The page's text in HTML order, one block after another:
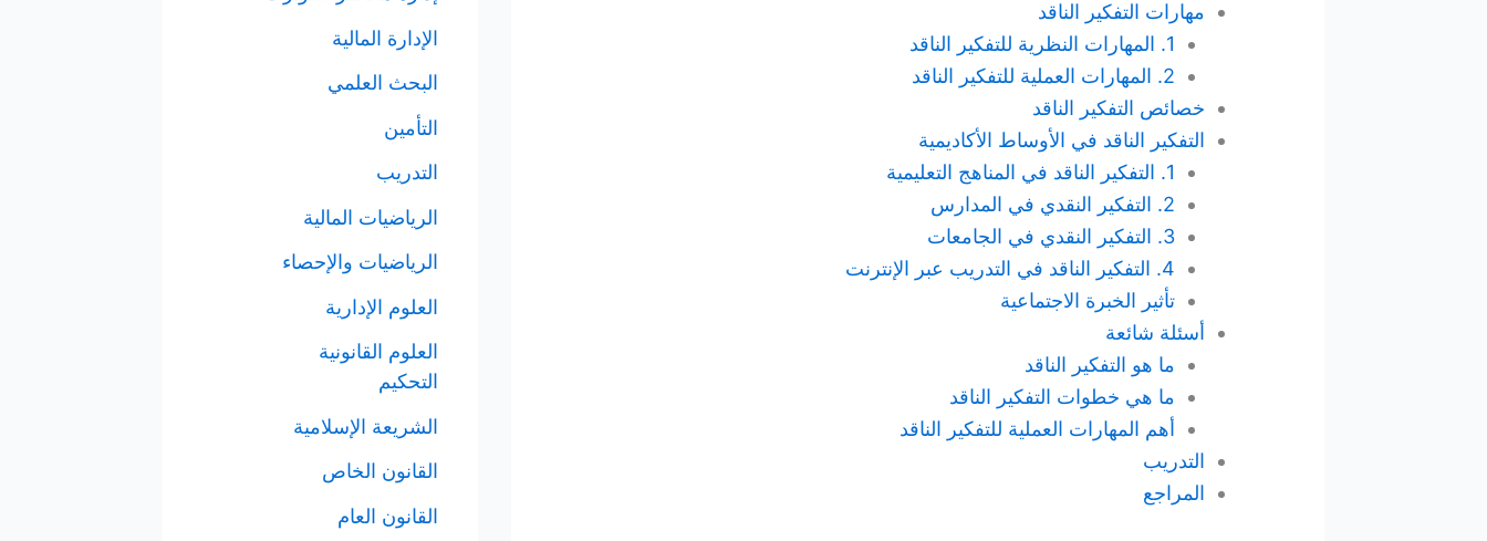
مهارات التفكير الناقد
1. المهارات النظرية للتفكير الناقد
2. المهارات العملية للتفكير الناقد
خصائص التفكير الناقد
التفكير الناقد في الأوساط الأكاديمية
1. التفكير الناقد في المناهج التعليمية
2. التفكير النقدي في المدارس
3. التفكير النقدي في الجامعات
4. التفكير الناقد في التدريب عبر الإنترنت
تأثير الخبرة الاجتماعية
أسئلة شائعة
ما هو التفكير الناقد
ما هي خطوات التفكير الناقد
أهم المهارات العملية للتفكير الناقد
التدريب
المراجع
الإدارة المالية
البحث العلمي
التأمين
التدريب
الرياضيات المالية
الرياضيات والإحصاء
العلوم الإدارية
العلوم القانونية
التحكيم
الشريعة الإسلامية
القانون الخاص
القانون العام